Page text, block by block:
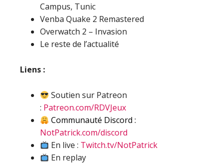
Campus, Tunic
Venba Quake 2 Remastered
Overwatch 2 – Invasion
Le reste de l’actualité
Liens :
Soutien sur Patreon
: Patreon.com/RDVJeux
Communauté Discord :
NotPatrick.com/discord
En live : Twitch.tv/NotPatrick
En replay